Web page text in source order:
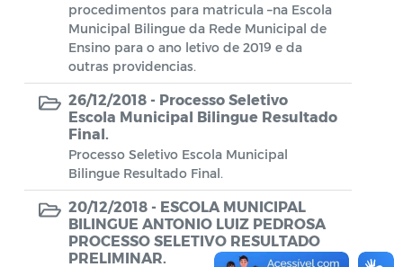
Conselho Municipal dos Direitos da
Criança e do Adolescente de Araruama -
CMDCAA
Contratos
Convocação
Diário oficial
Editais
procedimentos para matricula –na Escola
Municipal Bilingue da Rede Municipal de
Ensino para o ano letivo de 2019 e da
outras providencias.
26/12/2018 - Processo Seletivo
Escola Municipal Bilingue Resultado
Final.
Processo Seletivo Escola Municipal
Bilingue Resultado Final.
20/12/2018 - ESCOLA MUNICIPAL
BILINGUE ANTONIO LUIZ PEDROSA
PROCESSO SELETIVO RESULTADO
PRELIMINAR.